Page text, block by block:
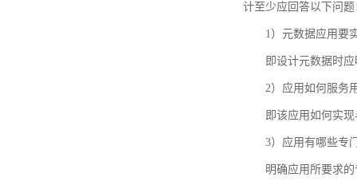
计至少应回答以下问题
1）元数据应用要
即设计元数据时
2）应用如何服务
即该应用如何实
3）应用有哪些专
明确应用所要求